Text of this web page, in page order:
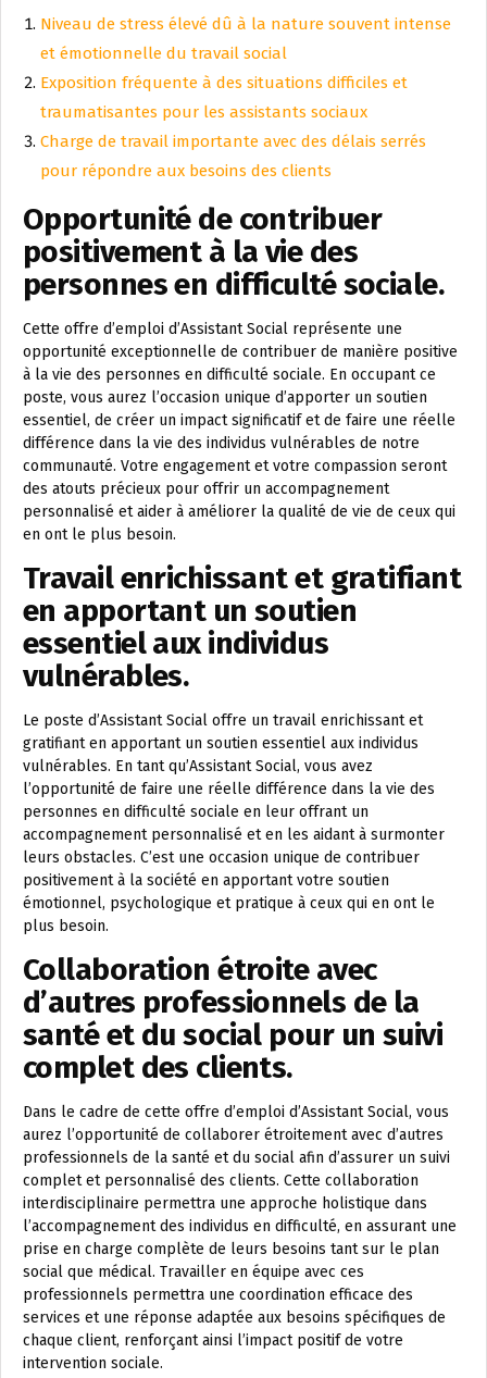
Niveau de stress élevé dû à la nature souvent intense
et émotionnelle du travail social
Exposition fréquente à des situations difficiles et
traumatisantes pour les assistants sociaux
Charge de travail importante avec des délais serrés
pour répondre aux besoins des clients
Opportunité de contribuer
positivement à la vie des
personnes en difficulté sociale.
Cette offre d’emploi d’Assistant Social représente une
opportunité exceptionnelle de contribuer de manière positive
à la vie des personnes en difficulté sociale. En occupant ce
poste, vous aurez l’occasion unique d’apporter un soutien
essentiel, de créer un impact significatif et de faire une réelle
différence dans la vie des individus vulnérables de notre
communauté. Votre engagement et votre compassion seront
des atouts précieux pour offrir un accompagnement
personnalisé et aider à améliorer la qualité de vie de ceux qui
en ont le plus besoin.
Travail enrichissant et gratifiant
en apportant un soutien
essentiel aux individus
vulnérables.
Le poste d’Assistant Social offre un travail enrichissant et
gratifiant en apportant un soutien essentiel aux individus
vulnérables. En tant qu’Assistant Social, vous avez
l’opportunité de faire une réelle différence dans la vie des
personnes en difficulté sociale en leur offrant un
accompagnement personnalisé et en les aidant à surmonter
leurs obstacles. C’est une occasion unique de contribuer
positivement à la société en apportant votre soutien
émotionnel, psychologique et pratique à ceux qui en ont le
plus besoin.
Collaboration étroite avec
d’autres professionnels de la
santé et du social pour un suivi
complet des clients.
Dans le cadre de cette offre d’emploi d’Assistant Social, vous
aurez l’opportunité de collaborer étroitement avec d’autres
professionnels de la santé et du social afin d’assurer un suivi
complet et personnalisé des clients. Cette collaboration
interdisciplinaire permettra une approche holistique dans
l’accompagnement des individus en difficulté, en assurant une
prise en charge complète de leurs besoins tant sur le plan
social que médical. Travailler en équipe avec ces
professionnels permettra une coordination efficace des
services et une réponse adaptée aux besoins spécifiques de
chaque client, renforçant ainsi l’impact positif de votre
intervention sociale.